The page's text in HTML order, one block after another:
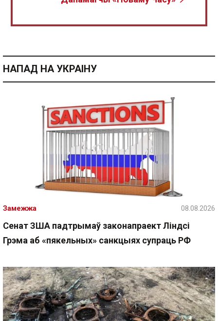
НАПАД НА УКРАІНУ
Сенат ЗША падтрымаў законапраект Ліндсі
Грэма аб «пякельных» санкцыях супраць РФ
Замежжа 08.08.2026